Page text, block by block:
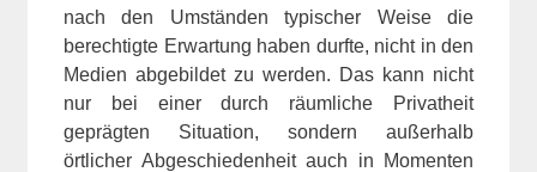
nach den Umständen typischer Weise die
berechtigte Erwartung haben durfte, nicht in den
Medien abgebildet zu werden. Das kann nicht
nur bei einer durch räumliche Privatheit
geprägten Situation, sondern außerhalb
örtlicher Abgeschiedenheit auch in Momenten